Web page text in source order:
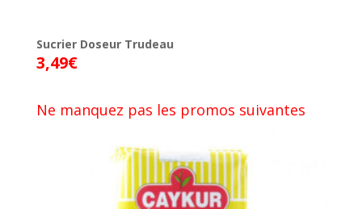
Sucrier Doseur Trudeau
3,49€
Ne manquez pas les promos suivantes